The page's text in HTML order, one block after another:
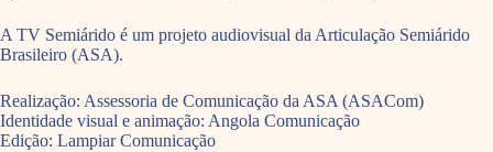
A TV Semiárido é um projeto audiovisual da Articulação Semiárido
Brasileiro (ASA).
Realização: Assessoria de Comunicação da ASA (ASACom)
Identidade visual e animação: Angola Comunicação
Edição: Lampiar Comunicação